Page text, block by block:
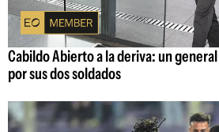
Cabildo Abierto a la deriva: un
por sus dos soldados